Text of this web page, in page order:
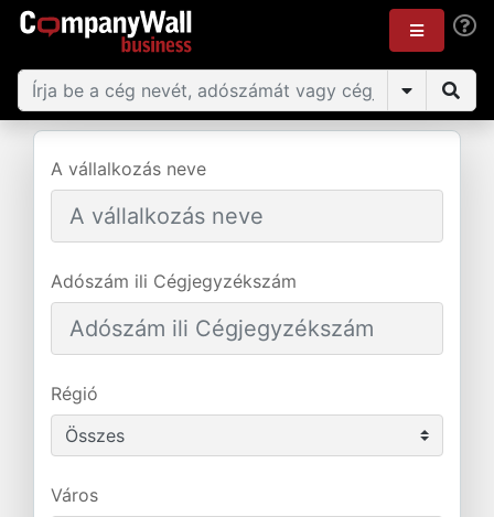
A vállalkozás neve
Adószám ili Cégjegyzékszám
Régió
Város